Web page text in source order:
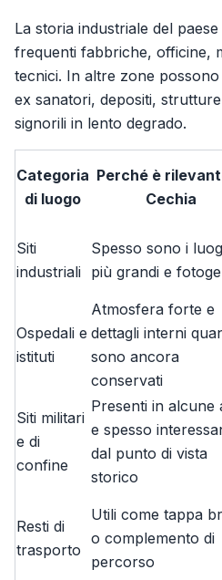
La storia industriale del
frequenti fabbriche, officine,
tecnici. In altre zone
ex sanatori, depositi,
signorili in lento degrado.
Categoria
di luogo
Perché è
Cechia
Siti
industriali
Spesso sono i
più grandi e
Ospedali e
istituti
Atmosfera forte e
dettagli interni
sono ancora
conservati
Siti militari
e di
confine
Presenti in alcune
e spesso
dal punto di vista
storico
Resti di
trasporto
Utili come tappa
o complemento di
percorso